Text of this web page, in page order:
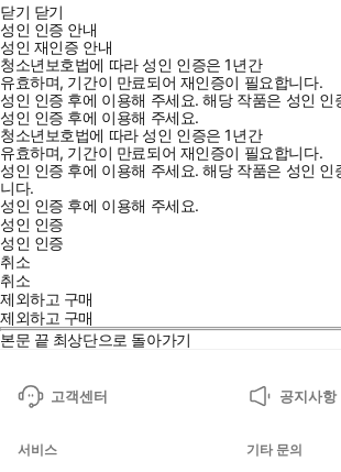
닫기 닫기
성인 인증 안내
성인 재인증 안내
청소년보호법에 따라 성인 인증은 1년간
유효하며, 기간이 만료되어 재인증이 필요합니다.
성인 인증 후에 이용해 주세요.해당 작품은 성인 인
성인 인증 후에 이용해 주세요.
청소년보호법에 따라 성인 인증은 1년간
유효하며, 기간이 만료되어 재인증이 필요합니다.
성인 인증 후에 이용해 주세요.해당 작품은 성인 인
니다.
성인 인증 후에 이용해 주세요.
성인 인증
성인 인증
취소
취소
제외하고 구매
제외하고 구매
본문 끝 최상단으로 돌아가기
고객센터 공지사항
서비스
기타 문의